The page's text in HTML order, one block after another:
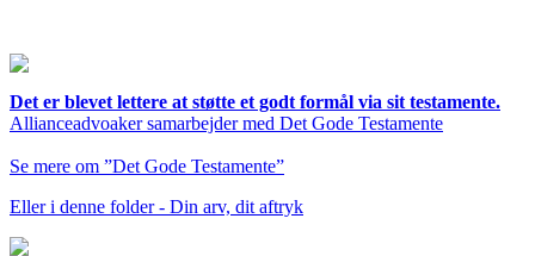
Det er blevet lettere at støtte et godt formål via sit testamente.
Allianceadvoaker samarbejder med Det Gode Testamente
Se mere om ”Det Gode Testamente”
Eller i denne folder - Din arv, dit aftryk